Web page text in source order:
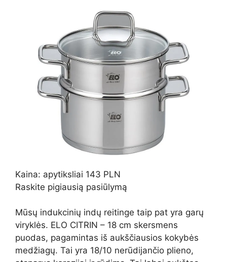
Kaina: apytiksliai 143 PLN
Raskite pigiausią pasiūlymą
Mūsų indukcinių indų reitinge taip pat yra garų
viryklės. ELO CITRIN – 18 cm skersmens
puodas, pagamintas iš aukščiausios kokybės
medžiagų. Tai yra 18/10 nerūdijančio plieno,